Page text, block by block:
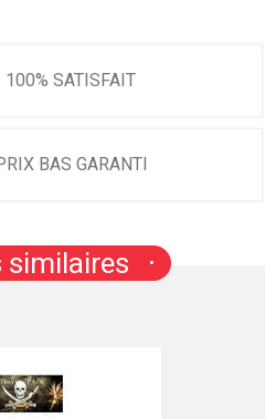
100% SATISFAIT
BAS GARANTI
similaires